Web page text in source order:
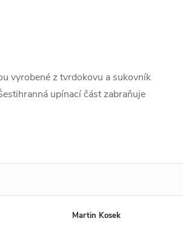
vyrobené z tvrdokovu a sukovník
upínací část zabraňuje
Martin Kosek